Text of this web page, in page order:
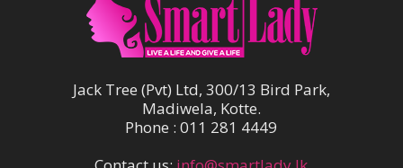
Jack Tree (Pvt) Ltd, 300/13 Bird Park,
Madiwela, Kotte.
Phone : 011 281 4449